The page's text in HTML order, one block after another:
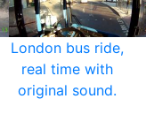
London bus ride,
real time with
original sound.